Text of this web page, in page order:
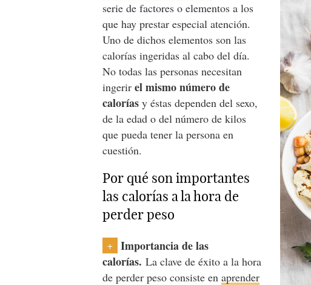
serie de factores o elementos a los
que hay prestar especial atención.
Uno de dichos elementos son las
calorías ingeridas al cabo del día.
No todas las personas necesitan
ingerirel mismo número de
calorías y éstas dependen del sexo,
de la edad o del número de kilos
que pueda tener la persona en
cuestión.
Por qué son importantes
las calorías a la hora de
perder peso
+
Importancia de las
calorías. La clave de éxito a la hora
de perder peso consiste enaprender